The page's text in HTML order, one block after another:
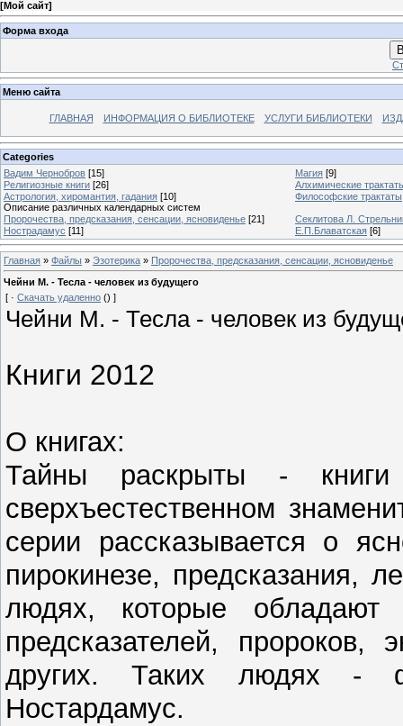
[Мой сайт]
Форма входа
Меню сайта
ГЛАВНАЯ ИНФОРМАЦИЯ О БИБЛИОТЕКЕ УСЛУГИ БИБЛИОТЕКИ
Categories
Вадим Чернобров [15] Магия [9]
Религиозные книги [26]
Алхимические
Астрология, хиромантия, гадания [10]
Описание различных календарных систем
Философские трактаты
Пророчества, предсказания, сенсации, ясновиденье [21]
Секлитова Л.
Нострадамус [11] Е.П.Блаватская [6]
Главная » Файлы » Эзотерика » Пророчества, предсказания, сенсации, ясновиденье
Чейни М. - Тесла - человек из будущего
[ · Скачать удаленно () ]
Чейни М. - Тесла - человек из
Книги 2012
О книгах:
Тайны раскрыты -
сверхъестественном
серии рассказывается о
пирокинезе, предсказания,
людях, которые обладают
предсказателей, пророков,
других. Таких людях -
Ностардамус.